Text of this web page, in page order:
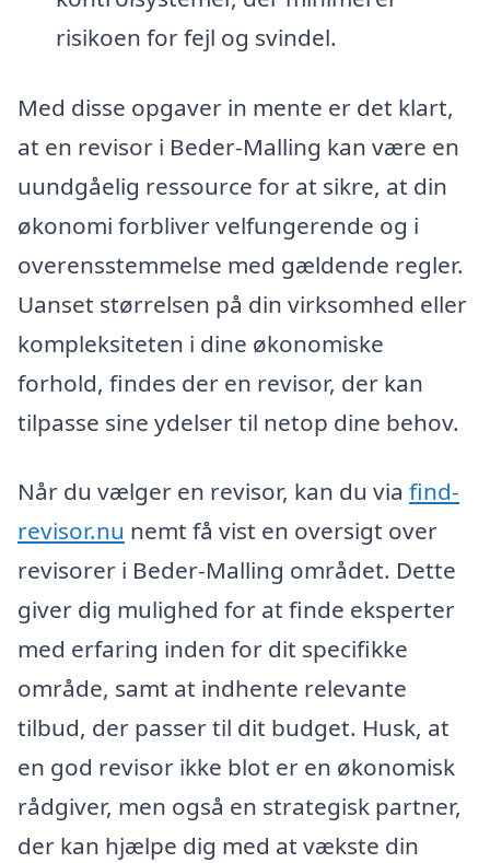
risikoen for fejl og svindel.
Med disse opgaver in mente er det klart,
at en revisor i Beder-Malling kan være en
uundgåelig ressource for at sikre, at din
økonomi forbliver velfungerende og i
overensstemmelse med gældende regler.
Uanset størrelsen på din virksomhed eller
kompleksiteten i dine økonomiske
forhold, findes der en revisor, der kan
tilpasse sine ydelser til netop dine behov.
Når du vælger en revisor, kan du via find-
revisor.nu nemt få vist en oversigt over
revisorer i Beder-Malling området. Dette
giver dig mulighed for at finde eksperter
med erfaring inden for dit specifikke
område, samt at indhente relevante
tilbud, der passer til dit budget. Husk, at
en god revisor ikke blot er en økonomisk
rådgiver, men også en strategisk partner,
der kan hjælpe dig med at vækste din